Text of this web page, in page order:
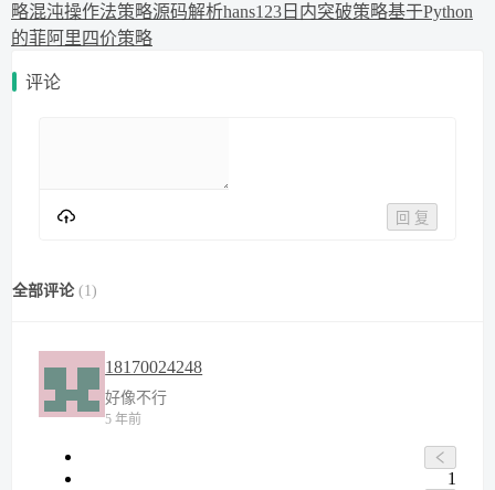
略混沌操作法策略源码解析hans123日内突破策略基于Python
的菲阿里四价策略
评论
回 复
全部评论 (1)
18170024248
好像不行
5 年前
1